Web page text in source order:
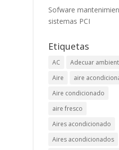
Sofware
sistemas PCI
Etiquetas
AC
Adecuar
Aire
aire
Aire condicionado
aire fresco
Aires acondicionado
Aires acondicionados